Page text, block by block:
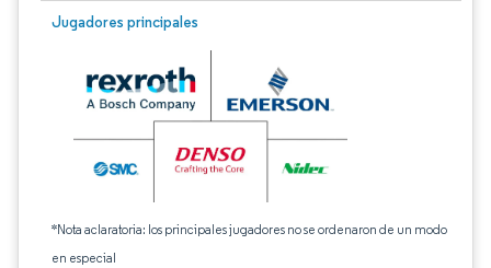
Jugadores principales
*Nota aclaratoria: los principales jugadores no se ordenaron de un modo
en especial